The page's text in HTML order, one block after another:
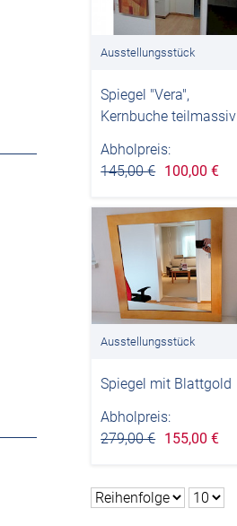
Ausstellungsstück
Spiegel "Vera",
Kernbuche teilmassiv
Abholpreis:
145,00 € 100,00 €
Ausstellungsstück
Spiegel mit Blattgold
Abholpreis:
279,00 € 155,00 €